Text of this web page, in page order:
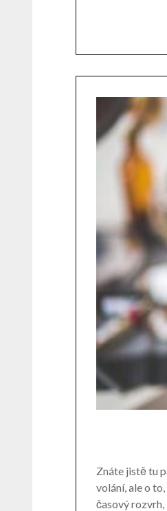
Znáte jistě tu
volání, ale o
časový